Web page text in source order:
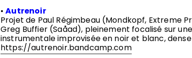
•Autrenoir
Projet de Paul Régimbeau (Mondkopf, Extreme
Greg Buffier (Saåad), pleinement focalisé sur
instrumentale improvisée en noir et blanc,
https://autrenoir.bandcamp.com